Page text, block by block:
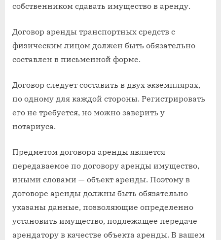
собственником сдавать имущество в аренду.
Договор аренды транспортных средств с
физическим лицом должен быть обязательно
составлен в письменной форме.
Договор следует составить в двух экземплярах,
по одному для каждой стороны. Регистрировать
его не требуется, но можно заверить у
нотариуса.
Предметом договора аренды является
передаваемое по договору аренды имущество,
иными словами — объект аренды. Поэтому в
договоре аренды должны быть обязательно
указаны данные, позволяющие определенно
установить имущество, подлежащее передаче
арендатору в качестве объекта аренды. В вашем